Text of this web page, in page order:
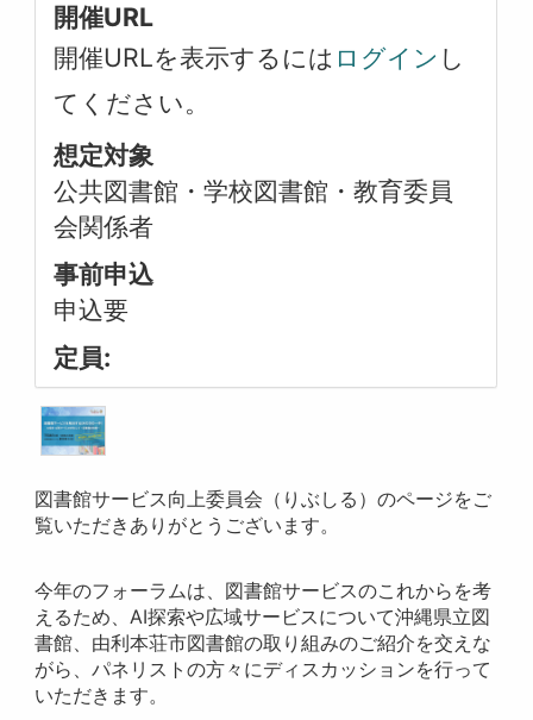
開催URL
開催URLを表示するには ログイン し
てください。
想定対象
公共図書館・学校図書館・教育委員
会関係者
事前申込
申込要
定員:
図書館サービス向上委員会（りぶしる）のページをご
覧いただきありがとうございます。
今年のフォーラムは、図書館サービスのこれからを考
えるため、AI探索や広域サービスについて沖縄県立図
書館、由利本荘市図書館の取り組みのご紹介を交えな
がら、パネリストの方々にディスカッションを行って
いただきます。